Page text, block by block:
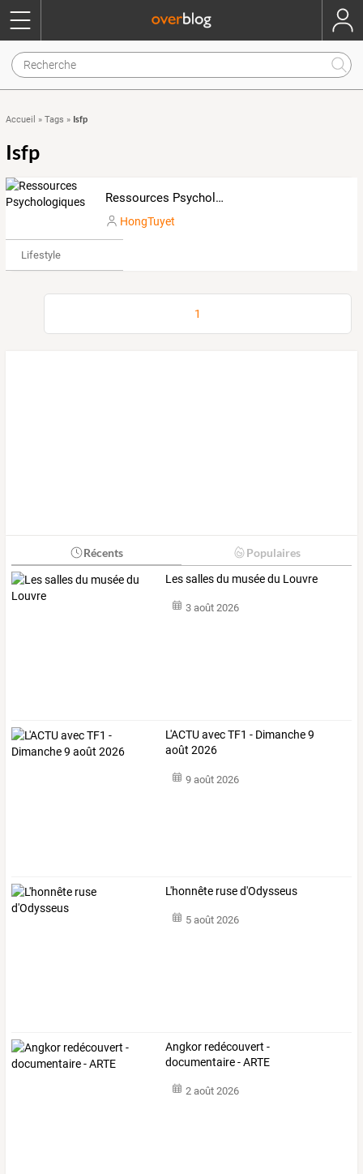
Accueil » Tags » Isfp
Isfp
Ressources Psychologiques
HongTuyet
Lifestyle
1
Récents Populaires
Les salles du musée du Louvre
3 août 2026
L'ACTU avec TF1 - Dimanche 9
août 2026
9 août 2026
L'honnête ruse d'Odysseus
5 août 2026
Angkor redécouvert -
documentaire - ARTE
2 août 2026